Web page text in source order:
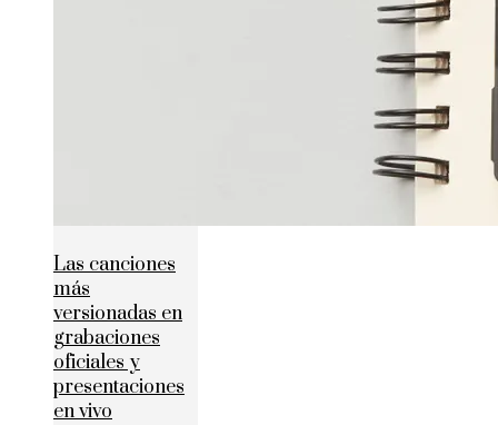
Las canciones
más
versionadas en
grabaciones
oficiales y
presentaciones
en vivo